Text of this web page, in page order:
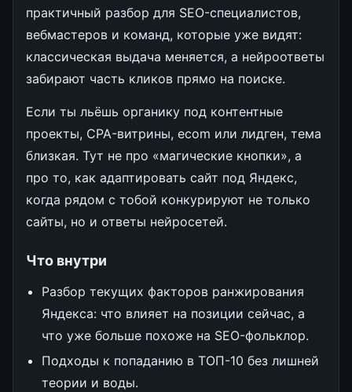
практичный разбор для SEO-специалистов,
вебмастеров и команд, которые уже видят:
классическая выдача меняется, а нейроответы
забирают часть кликов прямо на поиске.
Если ты льёшь органику под контентные
проекты, CPA-витрины, ecom или лидген, тема
близкая. Тут не про «магические кнопки», а
про то, как адаптировать сайт под Яндекс,
когда рядом с тобой конкурируют не только
сайты, но и ответы нейросетей.
Что внутри
Разбор текущих факторов ранжирования
Яндекса: что влияет на позиции сейчас, а
что уже больше похоже на SEO-фольклор.
Подходы к попаданию в ТОП-10 без лишней
теории и воды.